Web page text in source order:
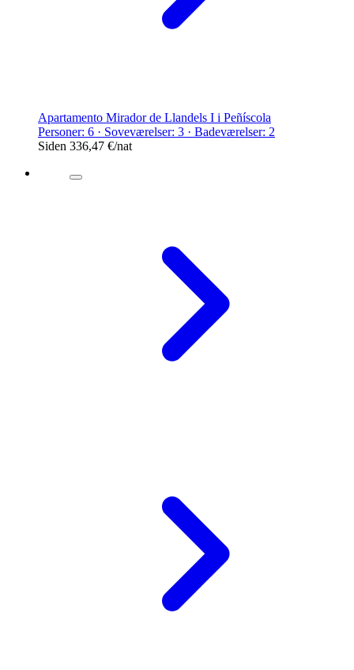
Apartamento Mirador de Llandels I i Peñíscola
Personer: 6 · Soveværelser: 3 · Badeværelser: 2
Siden 336,47 €/nat